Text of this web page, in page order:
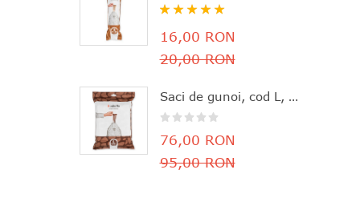
Rating:
16,00 RON
20,00 RON
Saci de gunoi, cod L, 40 bucăţi, 40-45 l, Brabantia - 8710755138645
76,00 RON
95,00 RON